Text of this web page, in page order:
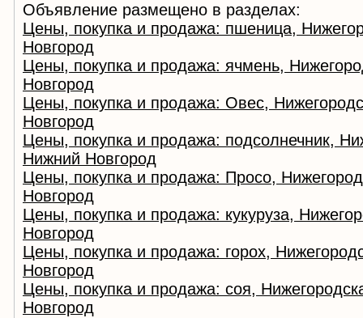
Объявление размещено в разделах:
Цены, покупка и продажа: пшеница,
Новгород
Цены, покупка и продажа: ячмень,
Новгород
Цены, покупка и продажа: Овес,
Новгород
Цены, покупка и продажа: подсолнечник,
Нижний Новгород
Цены, покупка и продажа: Просо,
Новгород
Цены, покупка и продажа: кукуруза,
Новгород
Цены, покупка и продажа: горох,
Новгород
Цены, покупка и продажа: соя,
Новгород